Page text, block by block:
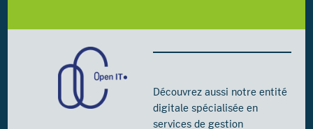
Découvrez aussi notre entité
digitale spécialisée en
services de gestion